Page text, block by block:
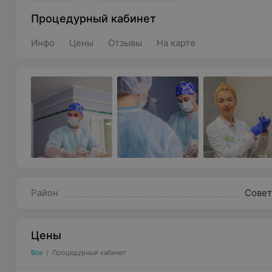
Процедурный кабинет
Инфо Цены Отзывы На карте
Район
Цены
Все / Процедурный кабинет